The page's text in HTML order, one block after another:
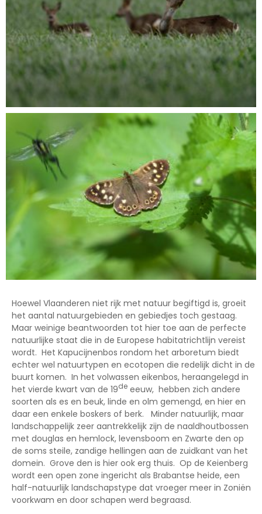
Hoewel Vlaanderen niet rijk met natuur begiftigd is, groeit
het aantal natuurgebieden en gebiedjes toch gestaag.
Maar weinige beantwoorden tot hier toe aan de perfecte
natuurlijke staat die in de Europese habitatrichtlijn vereist
wordt. Het Kapucijnenbos rondom het arboretum biedt
echter wel natuurtypen en ecotopen die redelijk dicht in de
buurt komen. In het volwassen eikenbos, heraangelegd in
het vierde kwart van de 19de eeuw, hebben zich andere
soorten als es en beuk, linde en olm gemengd, en hier en
daar een enkele boskers of berk. Minder natuurlijk, maar
landschappelijk zeer aantrekkelijk zijn de naaldhoutbossen
met douglas en hemlock, levensboom en Zwarte den op
de soms steile, zandige hellingen aan de zuidkant van het
domein. Grove den is hier ook erg thuis. Op de Keienberg
wordt een open zone ingericht als Brabantse heide, een
half-natuurlijk landschapstype dat vroeger meer in Zoniën
voorkwam en door schapen werd begraasd.